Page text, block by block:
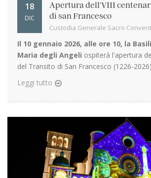
18
DIC
Apertura dell'VIII
di san Francesco
Custodia Generale Sacro
Il 10 gennaio 2026, alle ore 10, la
Maria degli Angeli ospiterà l'apertura
del Transito di San Francesco (1226-
Leggi tutto